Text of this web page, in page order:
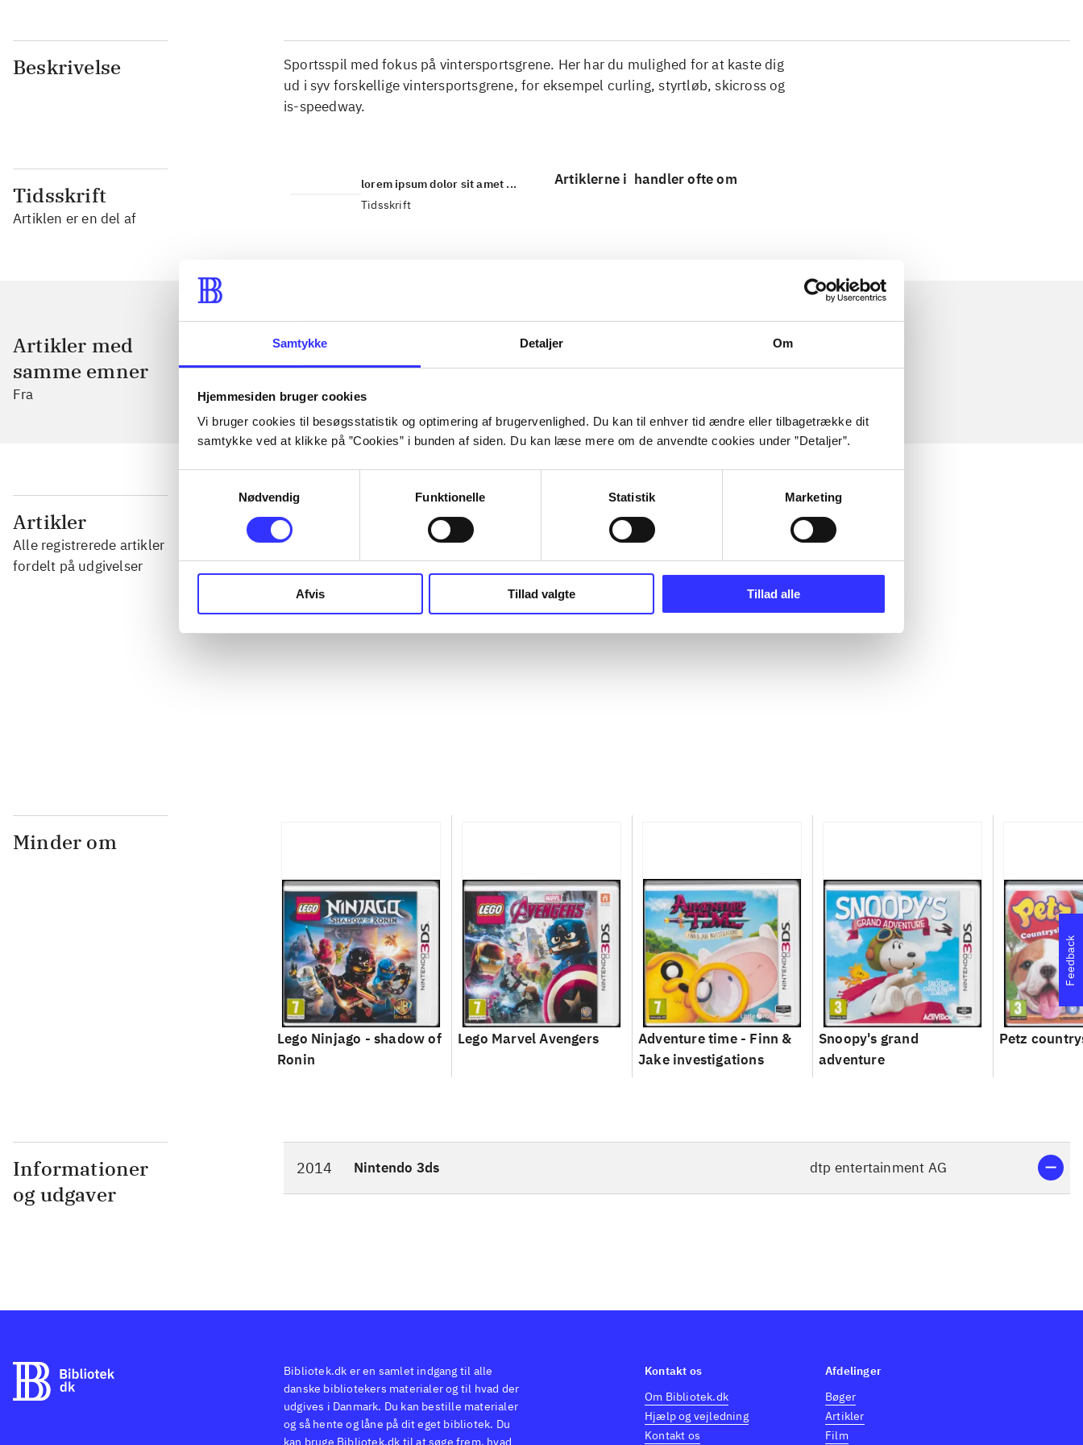
Samtykke Detaljer Om
Hjemmesiden bruger cookies
Vi bruger cookies til besøgsstatistik og optimering af brugervenlighed. Du kan til enhver tid ændre eller tilbagetrække dit
samtykke ved at klikke på ”Cookies” i bunden af siden. Du kan læse mere om de anvendte cookies under ”Detaljer”.
Nødvendig
Funktionelle Statistik Marketing
Afvis Tillad valgte Tillad alle
Beskrivelse
Sportsspil med fokus på vintersportsgrene. Her har du mulighed for at kaste dig
ud i syv forskellige vintersportsgrene, for eksempel curling, styrtløb, skicross og
is-speedway.
Tidsskrift
Artiklen er en del af
lorem ipsum dolor sit amet ...
Tidsskrift
Artiklerne i handler ofte om
Artikler med
samme emner
Fra
Artikler
Alle registrerede artikler
fordelt på udgivelser
...
...
Minder om
Lego Ninjago - shadow of
Ronin
Lego Marvel Avengers
Adventure time - Finn &
Jake investigations
Snoopy's grand
adventure
Petz
Informationer
og udgaver
2014 Nintendo 3ds dtp entertainment AG
Feedback
Bibliotek.dk er en samlet indgang til alle
danske bibliotekers materialer og til hvad der
udgives i Danmark. Du kan bestille materialer
og så hente og låne på dit eget bibliotek. Du
kan bruge Bibliotek.dk til at søge frem, hvad
Kontakt os
Om Bibliotek.dk
Hjælp og vejledning
Kontakt os
Afdelinger
Bøger
Artikler
Film